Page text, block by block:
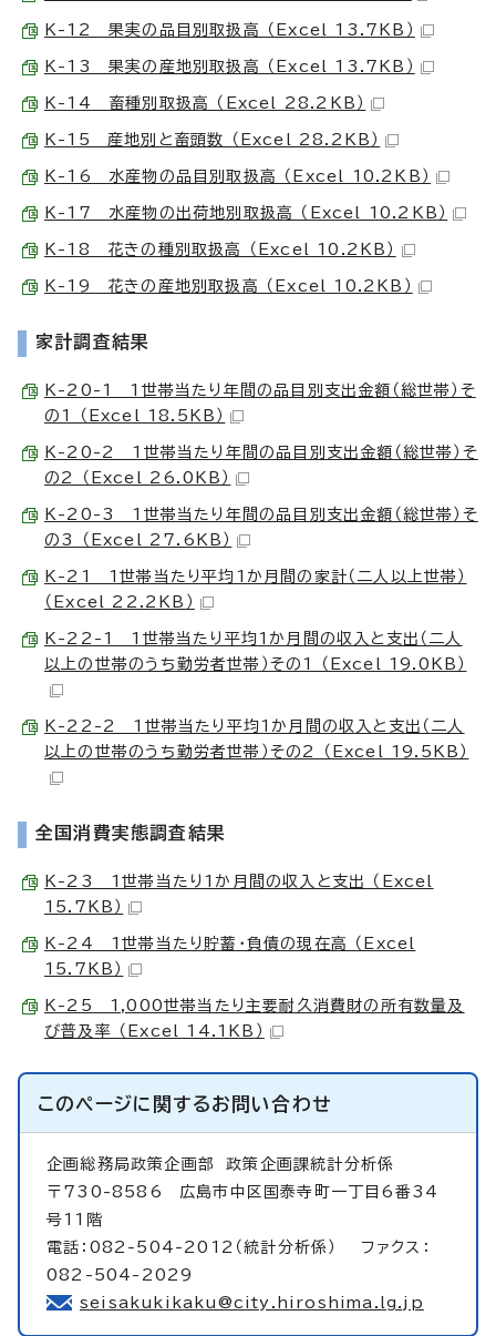
K-12 果実の品目別取扱高 （Excel 13.7KB）
K-13 果実の産地別取扱高 （Excel 13.7KB）
K-14 畜種別取扱高 （Excel 28.2KB）
K-15 産地別と畜頭数 （Excel 28.2KB）
K-16 水産物の品目別取扱高 （Excel 10.2KB）
K-17 水産物の出荷地別取扱高 （Excel 10.2KB）
K-18 花きの種別取扱高 （Excel 10.2KB）
K-19 花きの産地別取扱高 （Excel 10.2KB）
家計調査結果
K-20-1 1世帯当たり年間の品目別支出金額（総世帯）そ
の1 （Excel 18.5KB）
K-20-2 1世帯当たり年間の品目別支出金額（総世帯）そ
の2 （Excel 26.0KB）
K-20-3 1世帯当たり年間の品目別支出金額（総世帯）そ
の3 （Excel 27.6KB）
K-21 1世帯当たり平均1か月間の家計（二人以上世帯）
（Excel 22.2KB）
K-22-1 1世帯当たり平均1か月間の収入と支出（二人
以上の世帯のうち勤労者世帯）その1 （Excel 19.0KB）
K-22-2 1世帯当たり平均1か月間の収入と支出（二人
以上の世帯のうち勤労者世帯）その2 （Excel 19.5KB）
全国消費実態調査結果
K-23 1世帯当たり1か月間の収入と支出 （Excel
15.7KB）
K-24 1世帯当たり貯蓄・負債の現在高 （Excel
15.7KB）
K-25 1,000世帯当たり主要耐久消費財の所有数量及
び普及率 （Excel 14.1KB）
このページに関するお問い合わせ
企画総務局政策企画部政策企画課統計分析係
〒730-8586 広島市中区国泰寺町一丁目6番34
号11階
電話：082-504-2012（統計分析係） ファクス：
082-504-2029
seisakukikaku@city.hiroshima.lg.jp